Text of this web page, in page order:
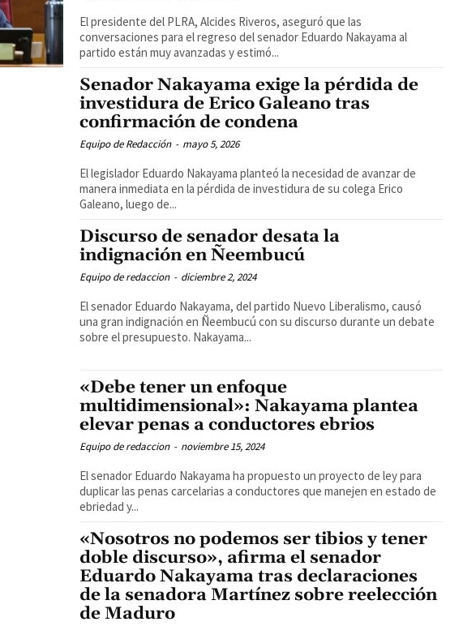
El presidente del PLRA, Alcides Riveros, aseguró que las
conversaciones para el regreso del senador Eduardo Nakayama al
partido están muy avanzadas y estimó...
Senador Nakayama exige la pérdida de
investidura de Erico Galeano tras
confirmación de condena
Equipo de Redacción - mayo 5, 2026
El legislador Eduardo Nakayama planteó la necesidad de avanzar de
manera inmediata en la pérdida de investidura de su colega Erico
Galeano, luego de...
Discurso de senador desata la
indignación en Ñeembucú
Equipo de redaccion - diciembre 2, 2024
El senador Eduardo Nakayama, del partido Nuevo Liberalismo, causó
una gran indignación en Ñeembucú con su discurso durante un debate
sobre el presupuesto. Nakayama...
«Debe tener un enfoque
multidimensional»: Nakayama plantea
elevar penas a conductores ebrios
Equipo de redaccion - noviembre 15, 2024
El senador Eduardo Nakayama ha propuesto un proyecto de ley para
duplicar las penas carcelarias a conductores que manejen en estado de
ebriedad y...
«Nosotros no podemos ser tibios y tener
doble discurso», afirma el senador
Eduardo Nakayama tras declaraciones
de la senadora Martínez sobre reelección
de Maduro